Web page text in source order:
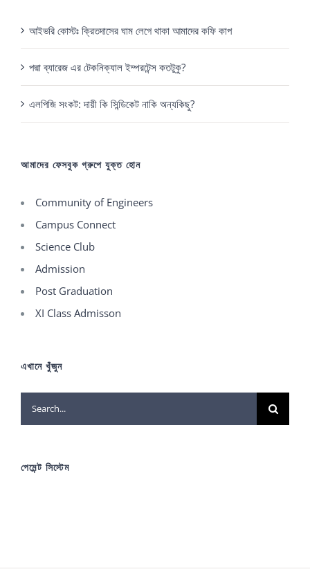
আইভরি কোস্টঃ ক্রিতদাসের ঘাম লেগে থাকা আমাদের কফি কাপ
পদ্মা ব্যারেজ এর টেকনিক্যাল ইম্পরটেন্স কতটুকু?
এলপিজি সংকট: দায়ী কি সিন্ডিকেট নাকি অন্যকিছু?
আমাদের ফেসবুক গ্রুপে যুক্ত হোন
Community of Engineers
Campus Connect
Science Club
Admission
Post Graduation
XI Class Admisson
এখানে খুঁজুন
Search
for:
পেমেন্ট সিস্টেম